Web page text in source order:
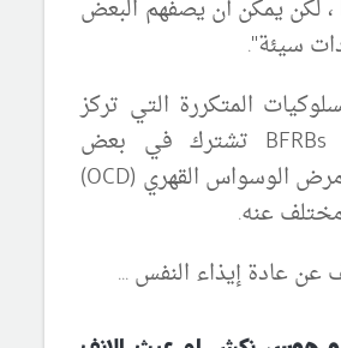
أن يصفهم البعض
سيئة".
المتكررة التي تركز
على الجسم BFRBs تشترك في بعض
الوسواس القهري (OCD)
عنه.
عن عادةإيذاء النفس...